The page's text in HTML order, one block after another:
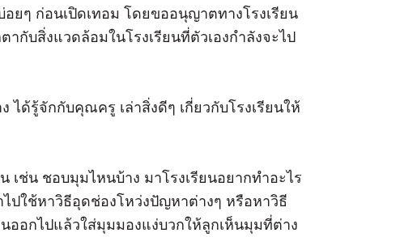
ยๆ ก่อนเปิดเทอม โดยขออนุญาตทางโรงเรียน
กับสิ่งแวดล้อมในโรงเรียนที่ตัวเองกำลังจะไป
ได้รู้จักกับคุณครู เล่าสิ่งดีๆ เกี่ยวกับโรงเรียนให้
เช่น ชอบมุมไหนบ้าง มาโรงเรียนอยากทำอะไร
ปใช้หาวิธีอุดช่องโหว่งปัญหาต่างๆ หรือหาวิธี
ออกไปแล้วใส่มุมมองแง่บวกให้ลูกเห็นมุมที่ต่าง